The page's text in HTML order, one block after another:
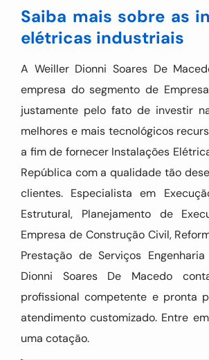
Saiba mais sobre as
elétricas industriais
A Weiller Dionni Soares De
empresa do segmento de
justamente pelo fato de investir
melhores e mais tecnológicos
a fim de fornecer Instalações
República com a qualidade tão
clientes. Especialista em
Estrutural, Planejamento de
Empresa de Construção Civil,
Prestação de Serviços
Dionni Soares De Macedo
profissional competente e pronta
atendimento customizado. Entre
uma cotação.